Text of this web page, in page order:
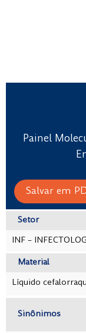
Painel
Salvar em
Setor
INF –
Material
Líquido
Sinônimos